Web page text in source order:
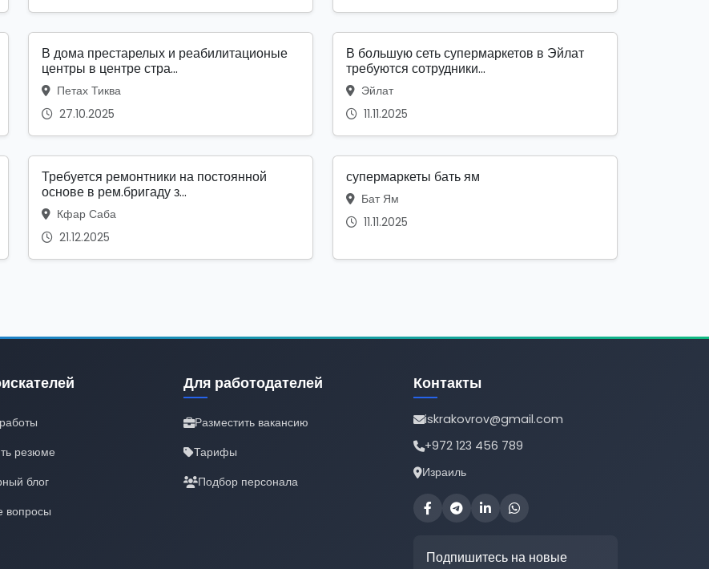
В дома престарелых и реабилитационые
центры в центре стра...
Петах Тиква
27.10.2025
В большую сеть супермаркетов в Эйлат
требуются сотрудники...
Эйлат
11.11.2025
Требуется ремонтники на постоянной
основе в рем.бригаду з...
Кфар Саба
21.12.2025
супермаркеты бать ям
Бат Ям
11.11.2025
резюме
блог
вопросы
Для работодателей
Разместить вакансию
Тарифы
Подбор персонала
Контакты
iskrakovrov@gmail.com
+972 123 456 789
Израиль
Подпишитесь на новые